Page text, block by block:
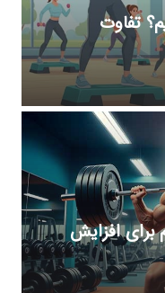
تفاوت
برای افزایش